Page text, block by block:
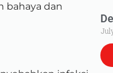
bahaya dan